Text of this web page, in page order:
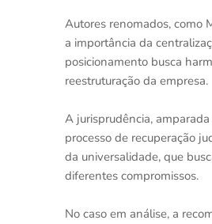
Autores renomados, como
a importância da
posicionamento busca
reestruturação da empresa.
A jurisprudência,
processo de recuperação
da universalidade, que
diferentes compromissos.
No caso em análise, a